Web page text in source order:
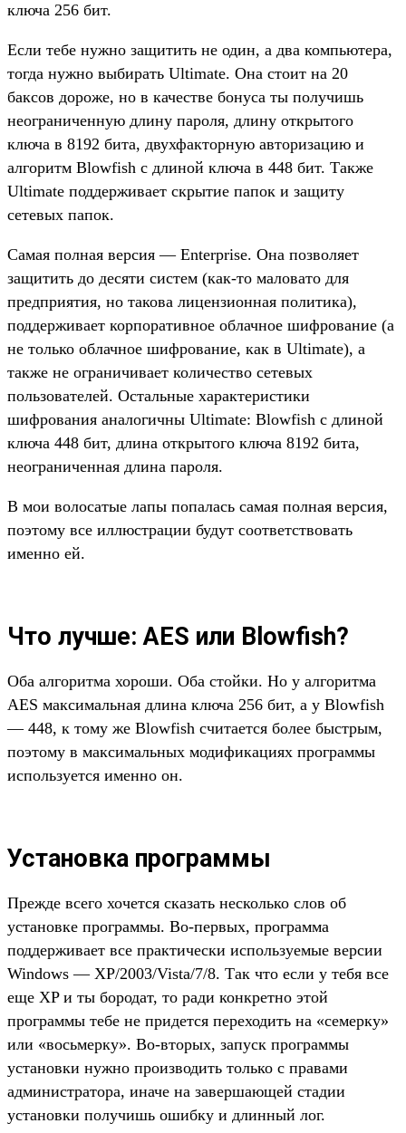
ключа 256 бит.
Если тебе нужно защитить не один, а два компьютера,
тогда нужно выбирать Ultimate. Она стоит на 20
баксов дороже, но в качестве бонуса ты получишь
неограниченную длину пароля, длину открытого
ключа в 8192 бита, двухфакторную авторизацию и
алгоритм Blowfish с длиной ключа в 448 бит. Также
Ultimate поддерживает скрытие папок и защиту
сетевых папок.
Самая полная версия — Enterprise. Она позволяет
защитить до десяти систем (как-то маловато для
предприятия, но такова лицензионная политика),
поддерживает корпоративное облачное шифрование (а
не только облачное шифрование, как в Ultimate), а
также не ограничивает количество сетевых
пользователей. Остальные характеристики
шифрования аналогичны Ultimate: Blowfish с длиной
ключа 448 бит, длина открытого ключа 8192 бита,
неограниченная длина пароля.
В мои волосатые лапы попалась самая полная версия,
поэтому все иллюстрации будут соответствовать
именно ей.
Что лучше: AES или Blowfish?
Оба алгоритма хороши. Оба стойки. Но у алгоритма
AES максимальная длина ключа 256 бит, а у Blowfish
— 448, к тому же Blowfish считается более быстрым,
поэтому в максимальных модификациях программы
используется именно он.
Установка программы
Прежде всего хочется сказать несколько слов об
установке программы. Во-первых, программа
поддерживает все практически используемые версии
Windows — XP/2003/Vista/7/8. Так что если у тебя все
еще XP и ты бородат, то ради конкретно этой
программы тебе не придется переходить на «семерку»
или «восьмерку». Во-вторых, запуск программы
установки нужно производить только с правами
администратора, иначе на завершающей стадии
установки получишь ошибку и длинный лог.